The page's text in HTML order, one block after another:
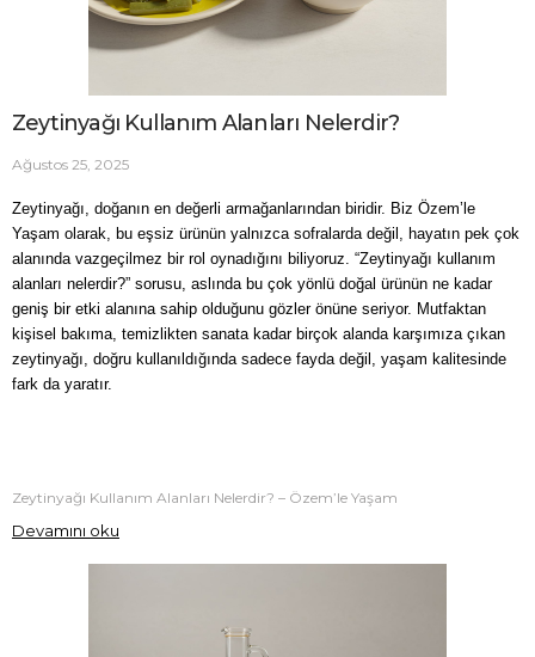
Zeytinyağı Kullanım Alanları Nelerdir?
Ağustos 25, 2025
Zeytinyağı, doğanın en değerli armağanlarından biridir. Biz Özem’le
Yaşam olarak, bu eşsiz ürünün yalnızca sofralarda değil, hayatın pek çok
alanında vazgeçilmez bir rol oynadığını biliyoruz. “Zeytinyağı kullanım
alanları nelerdir?” sorusu, aslında bu çok yönlü doğal ürünün ne kadar
geniş bir etki alanına sahip olduğunu gözler önüne seriyor. Mutfaktan
kişisel bakıma, temizlikten sanata kadar birçok alanda karşımıza çıkan
zeytinyağı, doğru kullanıldığında sadece fayda değil, yaşam kalitesinde
fark da yaratır.
Zeytinyağı Kullanım Alanları Nelerdir? – Özem’le Yaşam
Devamını oku